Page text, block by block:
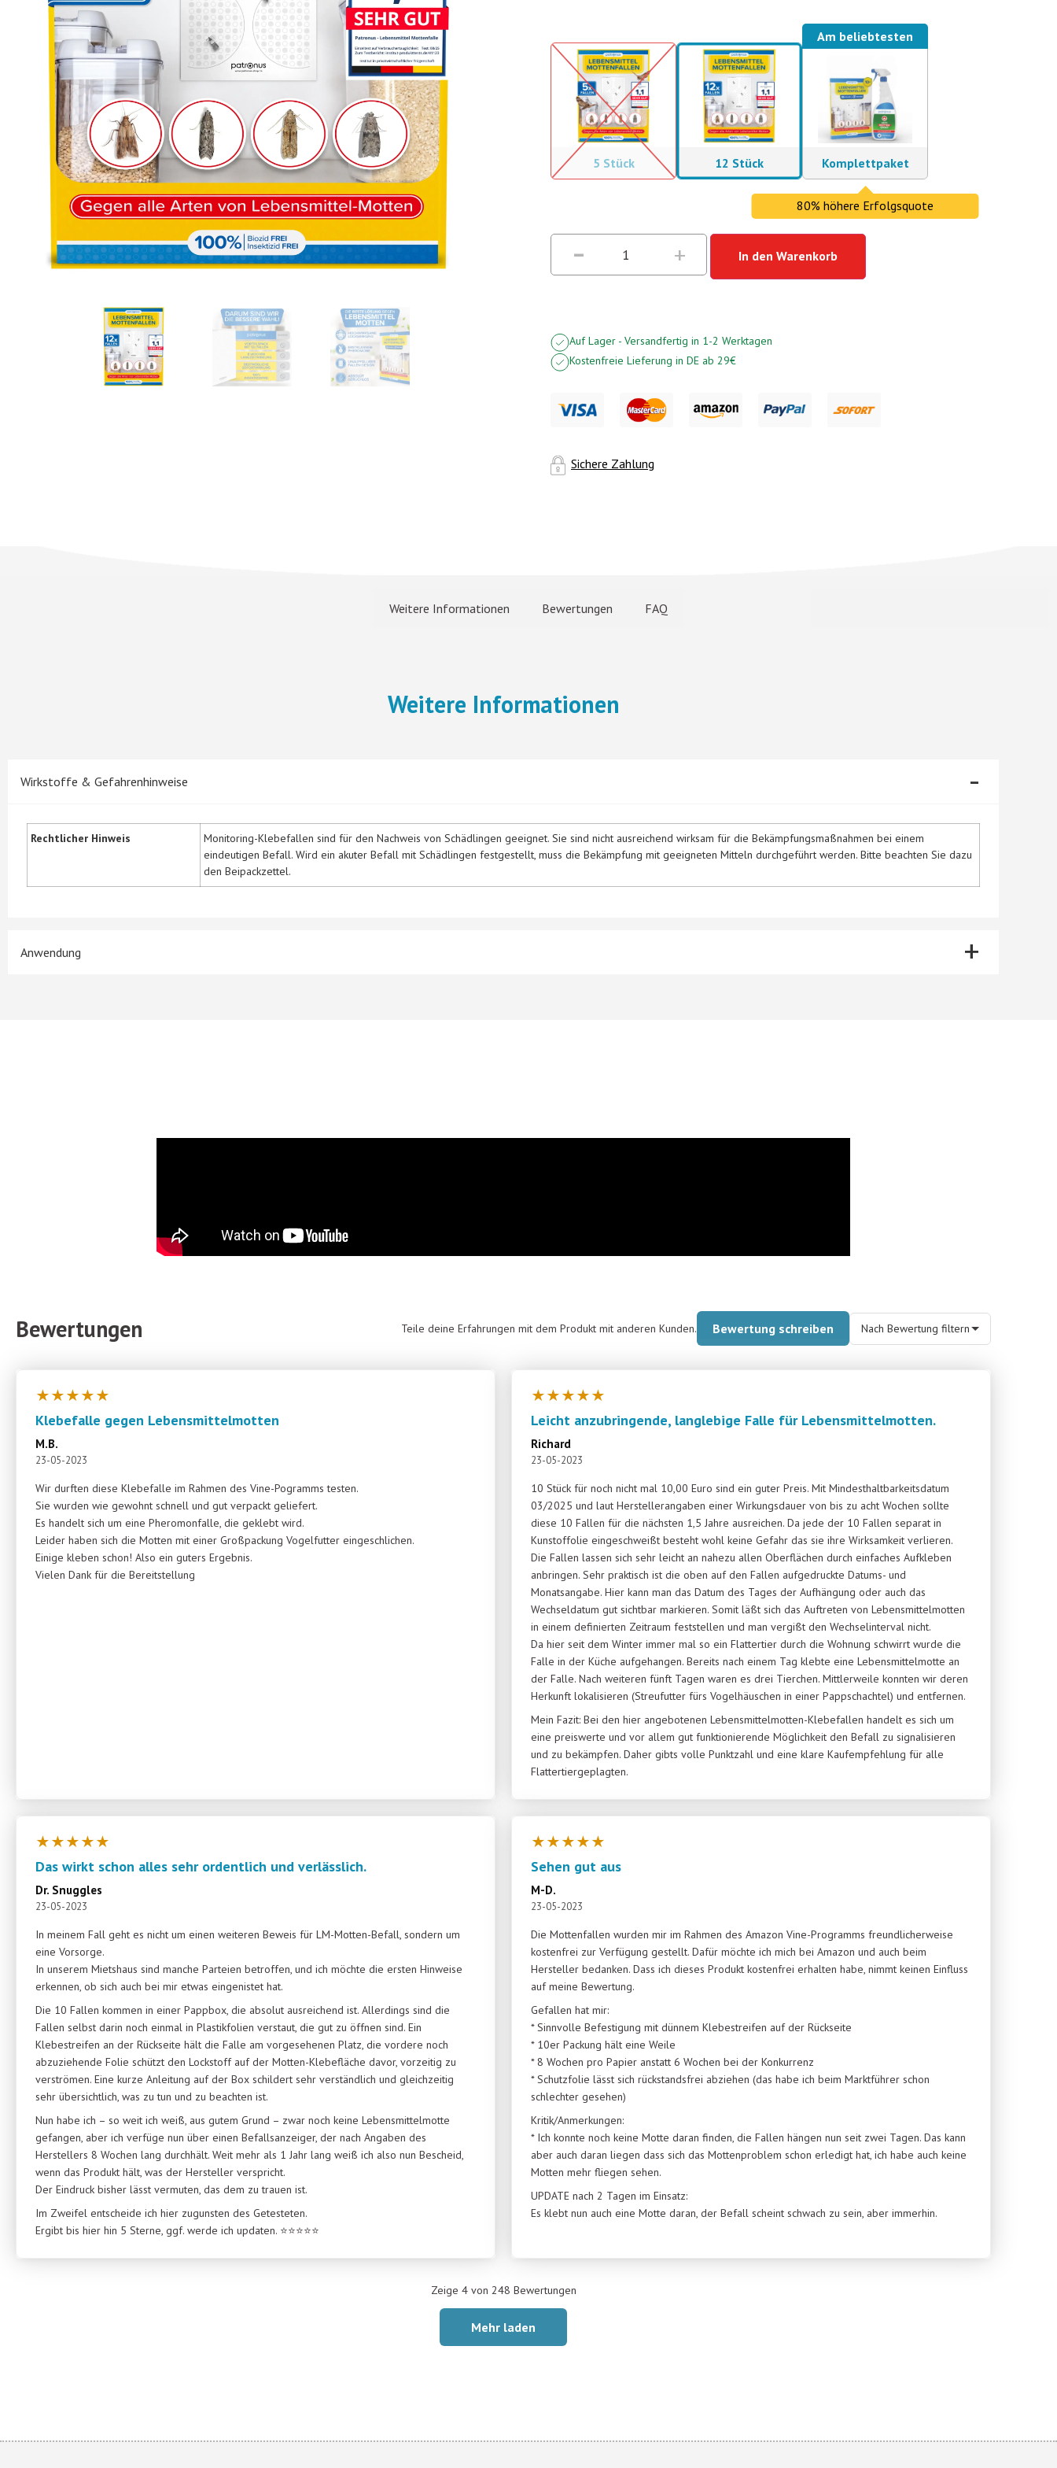
5 Stück 12 Stück Komplettpaket
Am beliebtesten
80% höhere Erfolgsquote
In den Warenkorb
Auf Lager - Versandfertig in 1-2 Werktagen
Kostenfreie Lieferung in DE ab 29€
Sichere Zahlung
Weitere Informationen Bewertungen FAQ
Weitere Informationen
Wirkstoffe & Gefahrenhinweise -
Rechtlicher Hinweis
Monitoring-Klebefallen sind für den Nachweis von Schädlingen geeignet. Sie sind nicht ausreichend wirksam für die Bekämpfungsmaßnahmen bei einem
eindeutigen Befall. Wird ein akuter Befall mit Schädlingen festgestellt, muss die Bekämpfung mit geeigneten Mitteln durchgeführt werden. Bitte beachten Sie dazu
den Beipackzettel.
Anwendung +
Bewertungen Teile deine Erfahrungen mit dem Produkt mit anderen Kunden. Bewertung schreiben Nach Bewertung filtern
★★★★★
M.B.
23-05-2023
Klebefalle gegen Lebensmittelmotten
Wir durften diese Klebefalle im Rahmen des Vine-Pogramms testen.
Sie wurden wie gewohnt schnell und gut verpackt geliefert.
Es handelt sich um eine Pheromonfalle, die geklebt wird.
Leider haben sich die Motten mit einer Großpackung Vogelfutter eingeschlichen.
Einige kleben schon! Also ein guters Ergebnis.
Vielen Dank für die Bereitstellung
★★★★★
Richard
23-05-2023
Leicht anzubringende, langlebige Falle für Lebensmittelmotten.
10 Stück für noch nicht mal 10,00 Euro sind ein guter Preis. Mit Mindesthaltbarkeitsdatum
03/2025 und laut Herstellerangaben einer Wirkungsdauer von bis zu acht Wochen sollte
diese 10 Fallen für die nächsten 1,5 Jahre ausreichen. Da jede der 10 Fallen separat in
Kunstoffolie eingeschweißt besteht wohl keine Gefahr das sie ihre Wirksamkeit verlieren.
Die Fallen lassen sich sehr leicht an nahezu allen Oberflächen durch einfaches Aufkleben
anbringen. Sehr praktisch ist die oben auf den Fallen aufgedruckte Datums- und
Monatsangabe. Hier kann man das Datum des Tages der Aufhängung oder auch das
Wechseldatum gut sichtbar markieren. Somit läßt sich das Auftreten von Lebensmittelmotten
in einem definierten Zeitraum feststellen und man vergißt den Wechselinterval nicht.
Da hier seit dem Winter immer mal so ein Flattertier durch die Wohnung schwirrt wurde die
Falle in der Küche aufgehangen. Bereits nach einem Tag klebte eine Lebensmittelmotte an
der Falle. Nach weiteren fünft Tagen waren es drei Tierchen. Mittlerweile konnten wir deren
Herkunft lokalisieren (Streufutter fürs Vogelhäuschen in einer Pappschachtel) und entfernen.
Mein Fazit: Bei den hier angebotenen Lebensmittelmotten-Klebefallen handelt es sich um
eine preiswerte und vor allem gut funktionierende Möglichkeit den Befall zu signalisieren
und zu bekämpfen. Daher gibts volle Punktzahl und eine klare Kaufempfehlung für alle
Flattertiergeplagten.
★★★★★
Dr. Snuggles
23-05-2023
Das wirkt schon alles sehr ordentlich und verlässlich.
In meinem Fall geht es nicht um einen weiteren Beweis für LM-Motten-Befall, sondern um
eine Vorsorge.
In unserem Mietshaus sind manche Parteien betroffen, und ich möchte die ersten Hinweise
erkennen, ob sich auch bei mir etwas eingenistet hat.
Die 10 Fallen kommen in einer Pappbox, die absolut ausreichend ist. Allerdings sind die
Fallen selbst darin noch einmal in Plastikfolien verstaut, die gut zu öffnen sind. Ein
Klebestreifen an der Rückseite hält die Falle am vorgesehenen Platz, die vordere noch
abzuziehende Folie schützt den Lockstoff auf der Motten-Klebefläche davor, vorzeitig zu
verströmen. Eine kurze Anleitung auf der Box schildert sehr verständlich und gleichzeitig
sehr übersichtlich, was zu tun und zu beachten ist.
Nun habe ich – so weit ich weiß, aus gutem Grund – zwar noch keine Lebensmittelmotte
gefangen, aber ich verfüge nun über einen Befallsanzeiger, der nach Angaben des
Herstellers 8 Wochen lang durchhält. Weit mehr als 1 Jahr lang weiß ich also nun Bescheid,
wenn das Produkt hält, was der Hersteller verspricht.
Der Eindruck bisher lässt vermuten, das dem zu trauen ist.
Im Zweifel entscheide ich hier zugunsten des Getesteten.
Ergibt bis hier hin 5 Sterne, ggf. werde ich updaten. ⭐⭐⭐⭐⭐
★★★★★
M-D.
23-05-2023
Sehen gut aus
Die Mottenfallen wurden mir im Rahmen des Amazon Vine-Programms freundlicherweise
kostenfrei zur Verfügung gestellt. Dafür möchte ich mich bei Amazon und auch beim
Hersteller bedanken. Dass ich dieses Produkt kostenfrei erhalten habe, nimmt keinen Einfluss
auf meine Bewertung.
Gefallen hat mir:
* Sinnvolle Befestigung mit dünnem Klebestreifen auf der Rückseite
* 10er Packung hält eine Weile
* 8 Wochen pro Papier anstatt 6 Wochen bei der Konkurrenz
* Schutzfolie lässt sich rückstandsfrei abziehen (das habe ich beim Marktführer schon
schlechter gesehen)
Kritik/Anmerkungen:
* Ich konnte noch keine Motte daran finden, die Fallen hängen nun seit zwei Tagen. Das kann
aber auch daran liegen dass sich das Mottenproblem schon erledigt hat, ich habe auch keine
Motten mehr fliegen sehen.
UPDATE nach 2 Tagen im Einsatz:
Es klebt nun auch eine Motte daran, der Befall scheint schwach zu sein, aber immerhin.
Zeige 4 von 248 Bewertungen
Mehr laden